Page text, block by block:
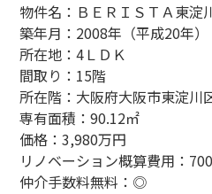
物件名：ＢＥＲＩＳＴＡ東淀
築年月：2008年（平成20年）
所在地：4ＬＤＫ
間取り：15階
所在階：大阪府大阪市東淀川
専有面積：90.12㎡
価格：3,980万円
リノベーション概算費用：
仲介手数料無料：◎